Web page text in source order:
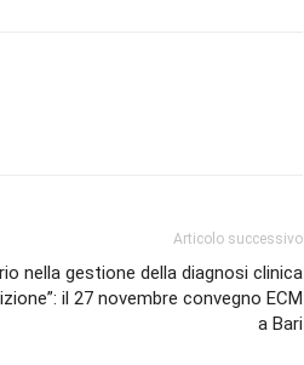
Articolo successivo
nella gestione della diagnosi clinica
il 27 novembre convegno ECM
a Bari